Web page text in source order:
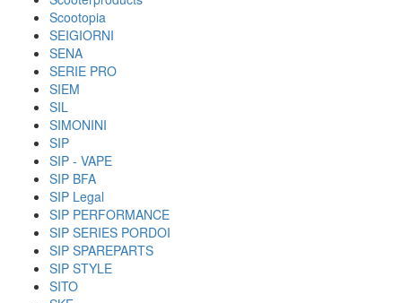
Scootopia
SEIGIORNI
SENA
SERIE PRO
SIEM
SIL
SIMONINI
SIP
SIP - VAPE
SIP BFA
SIP Legal
SIP PERFORMANCE
SIP SERIES PORDOI
SIP SPAREPARTS
SIP STYLE
SITO